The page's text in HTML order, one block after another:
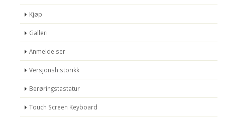
Kjøp
Galleri
Anmeldelser
Versjonshistorikk
Berøringstastatur
Touch Screen Keyboard